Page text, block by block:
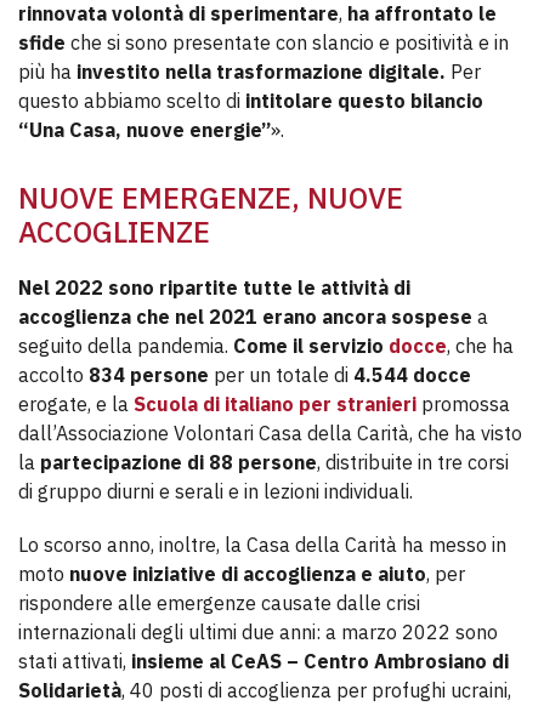
rinnovata volontà di sperimentare, ha affrontato le
sfide che si sono presentate con slancio e positività e in
più ha investito nella trasformazione digitale. Per
questo abbiamo scelto di intitolare questo bilancio
“Una Casa, nuove energie”».
NUOVE EMERGENZE, NUOVE
ACCOGLIENZE
Nel 2022 sono ripartite tutte le attività di
accoglienza che nel 2021 erano ancora sospese a
seguito della pandemia. Come il servizio docce, che ha
accolto 834 persone per un totale di 4.544 docce
erogate, e la Scuola di italiano per stranieri promossa
dall’Associazione Volontari Casa della Carità, che ha visto
la partecipazione di 88 persone, distribuite in tre corsi
di gruppo diurni e serali e in lezioni individuali.
Lo scorso anno, inoltre, la Casa della Carità ha messo in
moto nuove iniziative di accoglienza e aiuto, per
rispondere alle emergenze causate dalle crisi
internazionali degli ultimi due anni: a marzo 2022 sono
stati attivati, insieme al CeAS – Centro Ambrosiano di
Solidarietà, 40 posti di accoglienza per profughi ucraini,